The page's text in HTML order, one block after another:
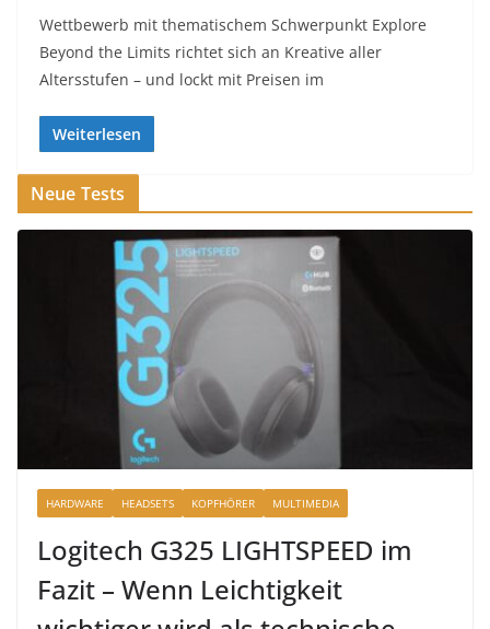
Wettbewerb mit thematischem Schwerpunkt Explore
Beyond the Limits richtet sich an Kreative aller
Altersstufen – und lockt mit Preisen im
Weiterlesen
Neue Tests
HARDWARE HEADSETS KOPFHÖRER MULTIMEDIA
Logitech G325 LIGHTSPEED im
Fazit – Wenn Leichtigkeit